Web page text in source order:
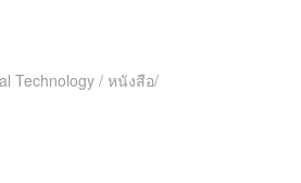
Technology / หนังสือ/